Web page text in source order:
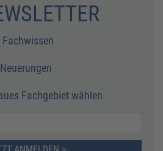
Fachgebiet wählen